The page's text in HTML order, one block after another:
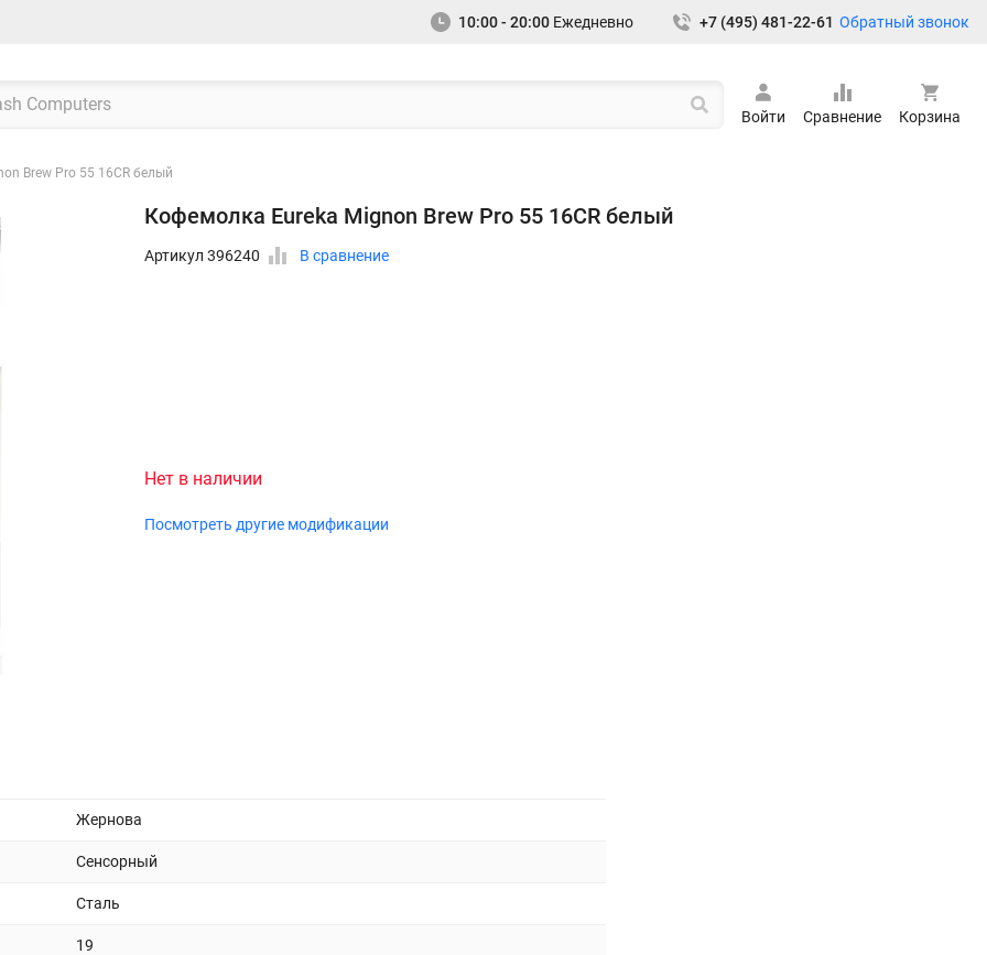
10:00 - 20:00 Ежедневно +7 (495) 481-22-61 Обратный звонок
Войти Сравнение Корзина
Brew Pro 55 16CR белый
Кофемолка Eureka Mignon Brew Pro 55 16CR белый
Артикул 396240 В сравнение
Нет в наличии
Посмотреть другие модификации
Жернова
Сенсорный
Сталь
19